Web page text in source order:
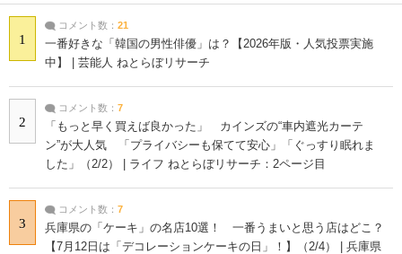
1
コメント数： 21
一番好きな「韓国の男性俳優」は？【2026年版・人気投票実施
中】 | 芸能人 ねとらぼリサーチ
2
コメント数： 7
「もっと早く買えば良かった」 カインズの“車内遮光カーテ
ン”が大人気 「プライバシーも保てて安心」「ぐっすり眠れま
した」（2/2） | ライフ ねとらぼリサーチ：2ページ目
3
コメント数： 7
兵庫県の「ケーキ」の名店10選！ 一番うまいと思う店はどこ？
【7月12日は「デコレーションケーキの日」！】（2/4） | 兵庫県